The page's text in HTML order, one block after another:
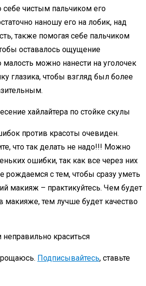
чистым пальчиком его
наношу его на лобик, над
также помогая себе пальчиком
оставалось ощущение
малость можно нанести на уголочек
глазика, чтобы взгляд был более
против красоты очевиден.
что так делать не надо!!! Можно
ошибки, так как все через них
рождаемся с тем, чтобы сразу уметь
макияж – практикуйтесь. Чем будет
макияже, тем лучше будет качество
Подписывайтесь, ставьте